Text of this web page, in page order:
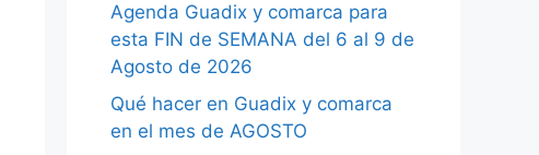
Agenda Guadix y comarca para
esta FIN de SEMANA del 6 al 9 de
Agosto de 2026
Qué hacer en Guadix y comarca
en el mes de AGOSTO